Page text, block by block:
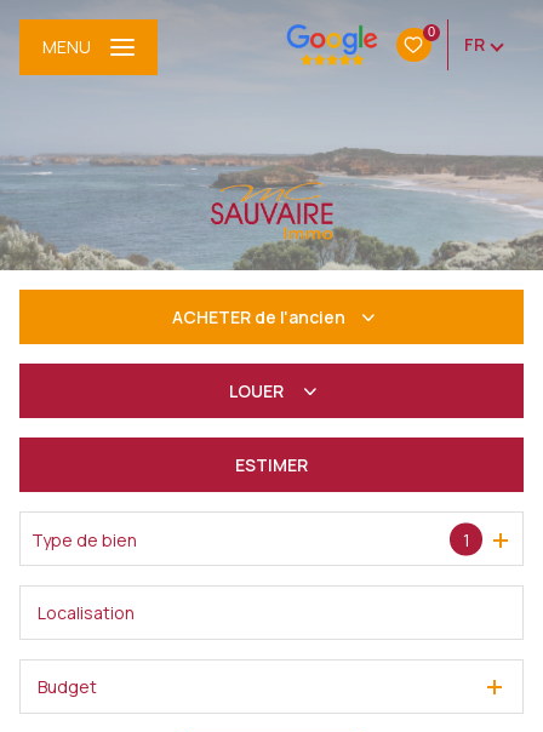
0
FR
MENU
ACHETER de l'ancien
LOUER
De l'immo pro
ESTIMER
Type de bien 1
Budget